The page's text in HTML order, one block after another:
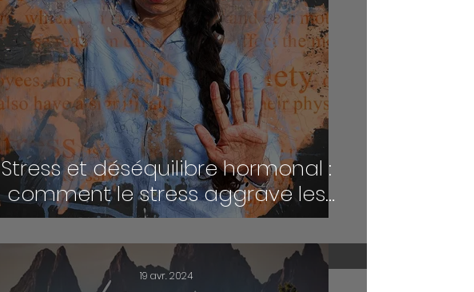
Stress et déséquilibre hormonal :
comment le stress aggrave les
symptômes de la ménopause ?
19 avr. 2024